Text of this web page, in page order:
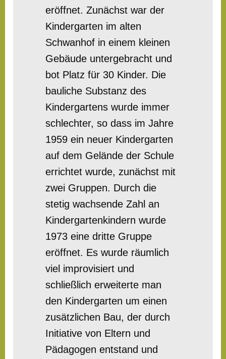
eröffnet. Zunächst war der
Kindergarten im alten
Schwanhof in einem kleinen
Gebäude untergebracht und
bot Platz für 30 Kinder. Die
bauliche Substanz des
Kindergartens wurde immer
schlechter, so dass im Jahre
1959 ein neuer Kindergarten
auf dem Gelände der Schule
errichtet wurde, zunächst mit
zwei Gruppen. Durch die
stetig wachsende Zahl an
Kindergartenkindern wurde
1973 eine dritte Gruppe
eröffnet. Es wurde räumlich
viel improvisiert und
schließlich erweiterte man
den Kindergarten um einen
zusätzlichen Bau, der durch
Initiative von Eltern und
Pädagogen entstand und